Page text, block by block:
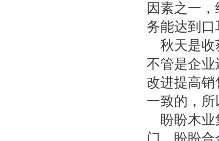
因素之一
务能达到
秋天是收
不管是企
改进提高
一致的，
盼盼木